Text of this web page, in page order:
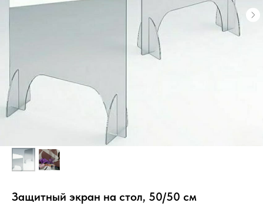
Защитный экран на стол, 50/50 см